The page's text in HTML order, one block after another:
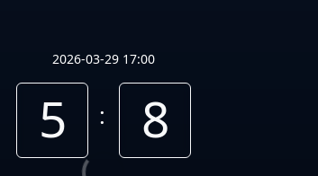
2026-03-29 17:00
5 : 8